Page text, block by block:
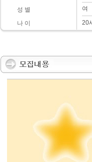
성 별
나 이
여
20